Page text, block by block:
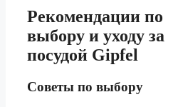
Рекомендации по
выбору и уходу за
посудой Gipfel
Советы по выбору